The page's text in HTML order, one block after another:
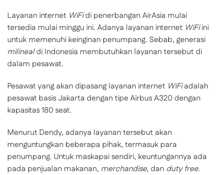
Layanan internet WiFidi penerbangan AirAsia mulai
tersedia mulai minggu ini. Adanya layanan internet WiFiini
untuk memenuhi keinginan penumpang. Sebab, generasi
milinealdi Indonesia membutuhkan layanan tersebut di
dalam pesawat.
Pesawat yang akan dipasang layanan internet WiFiadalah
pesawat basis Jakarta dengan tipe Airbus A320 dengan
kapasitas 180 seat.
Menurut Dendy, adanya layanan tersebut akan
menguntungkan beberapa pihak, termasuk para
penumpang. Untuk maskapai sendiri, keuntungannya ada
pada penjualan makanan, merchandise, dan duty free.